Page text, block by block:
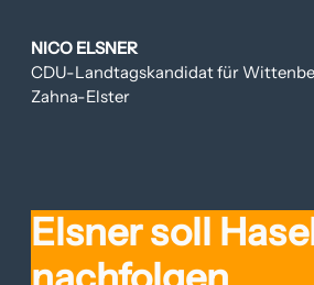
Inhalt
springen
NICO ELSNER
CDU-Landtagskandidat für
Zahna-Elster
Elsner soll